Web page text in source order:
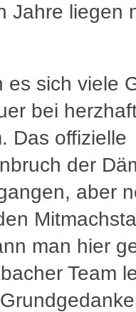
Jahre liegen
es sich viele
bei
Das offizielle
der
aber
man hier
Team